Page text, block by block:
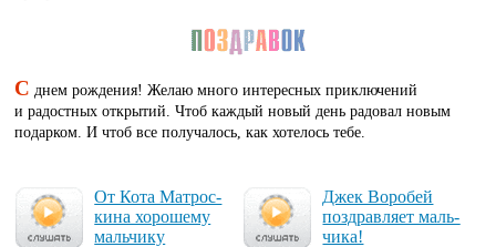
С днем рождения! Желаю много интересных приключений
и радостных открытий. Чтоб каждый новый день радовал новым
подарком. И чтоб все получалось, как хотелось тебе.
От Ко­та Мат­рос­
ки­на хо­ро­ше­му
маль­чи­ку
Джек Во­ро­бей
поз­драв­ля­ет маль­
чи­ка!